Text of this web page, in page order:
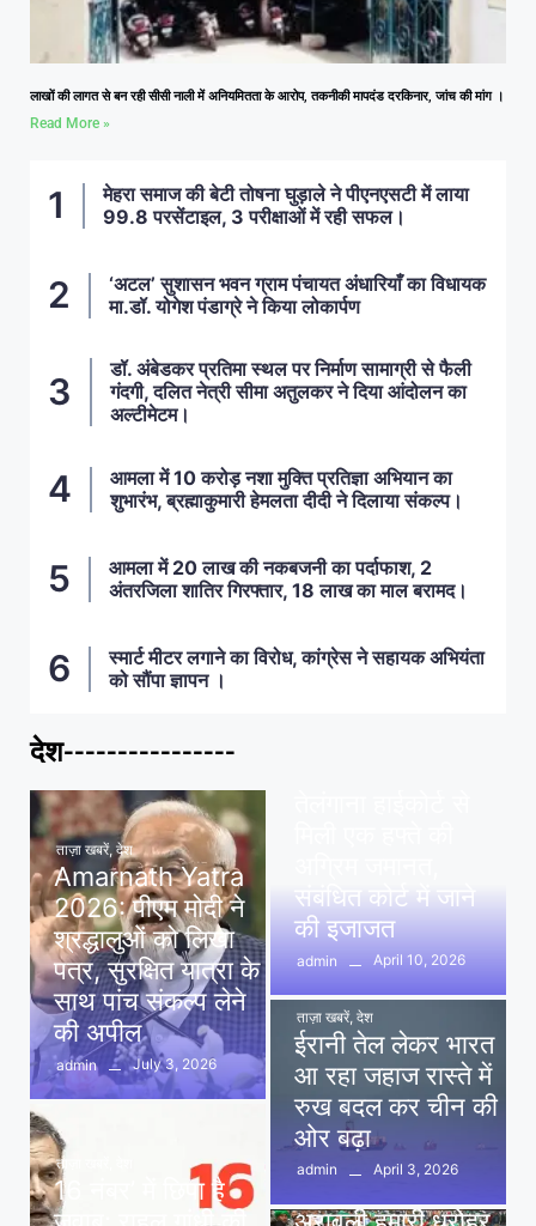
लाखों की लागत से बन रही सीसी नाली में अनियमितता के आरोप, तकनीकी मापदंड दरकिनार, जांच की मांग ।
Read More »
मेहरा समाज की बेटी तोषना घुड़ाले ने पीएनएसटी में लाया
99.8 परसेंटाइल, 3 परीक्षाओं में रही सफल।
‘अटल’ सुशासन भवन ग्राम पंचायत अंधारियाँ का विधायक
मा.डॉ. योगेश पंडाग्रे ने किया लोकार्पण
डॉ. अंबेडकर प्रतिमा स्थल पर निर्माण सामाग्री से फैली
गंदगी, दलित नेत्री सीमा अतुलकर ने दिया आंदोलन का
अल्टीमेटम।
आमला में 10 करोड़ नशा मुक्ति प्रतिज्ञा अभियान का
शुभारंभ, ब्रह्माकुमारी हेमलता दीदी ने दिलाया संकल्प।
आमला में 20 लाख की नकबजनी का पर्दाफाश, 2
अंतरजिला शातिर गिरफ्तार, 18 लाख का माल बरामद।
स्मार्ट मीटर लगाने का विरोध, कांग्रेस ने सहायक अभियंता
को सौंपा ज्ञापन ।
देश----------------
ताज़ा खबरें, देश
Amarnath Yatra
2026: पीएम मोदी ने
श्रद्धालुओं को लिखा
पत्र, सुरक्षित यात्रा के
साथ पांच संकल्प लेने
की अपील
admin July 3, 2026
ताज़ा खबरें
16 नंबर’ में छिपा है
संबंधित कोर्ट में जाने
की इजाजत
admin April 10, 2026
ताज़ा खबरें, देश
ईरानी तेल लेकर भारत
आ रहा जहाज रास्ते में
रुख बदल कर चीन की
ओर बढ़ा
admin
April 3, 2026